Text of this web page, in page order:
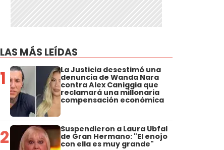
LAS MÁS LEÍDAS
1 La Justicia desestimó una
denuncia de Wanda Nara
contra Alex Caniggia que
reclamará una millonaria
compensación económica
2 Suspendieron a Laura Ubfal
de Gran Hermano: "El enojo
con ella es muy grande"